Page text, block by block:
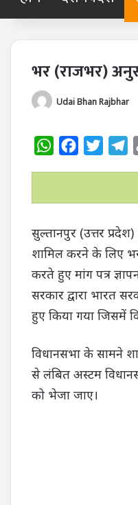
भर (राजभर)
Udai Bhan Rajbhar
W
t
A
p
p
e
o
o
k
t
e
r
e
r
a
m
सुल्तानपुर (उत्तर
शामिल करने के लिए
करते हुए मांग पत्र
सरकार द्वारा भारत
हुए किया गया जिसमें
विधानसभा के सामने
से लंबित अस्टम
को भेजा जाए।